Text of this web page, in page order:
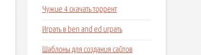
Чужие 4 скачать торрент
Играть в ben and ed играть
Шаблоны для создания сайтов